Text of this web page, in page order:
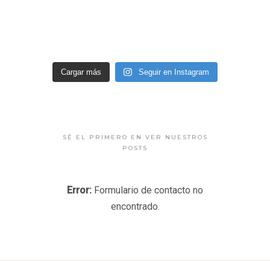
Cargar más Seguir en Instagram
SÉ EL PRIMERO EN VER NUESTROS
POSTS
Error: Formulario de contacto no
encontrado.